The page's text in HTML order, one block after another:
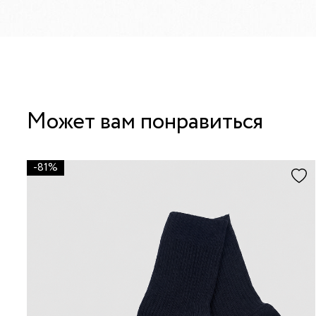
Может вам понравиться
-81%